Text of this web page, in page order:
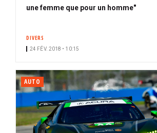
une femme que pour un homme"
DIVERS
24 FÉV. 2018 • 10:15
AUTO